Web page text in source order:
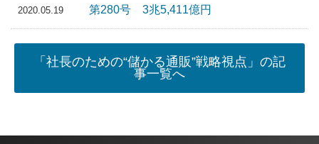
2020.05.19 第280号 3兆5,411億円
「社長のための“儲かる通販”戦略視点」の記
事一覧へ